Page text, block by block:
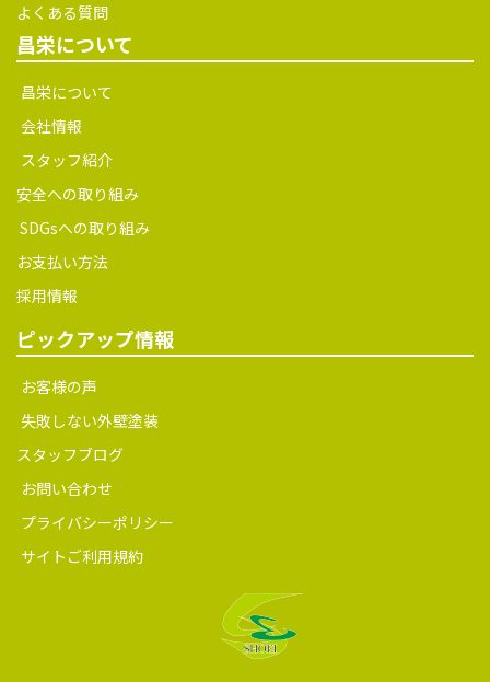
お支払い方法
採用情報
ピックアップ情報
お客様の声
失敗しない外壁塗装
スタッフブログ
お問い合わせ
プライバシーポリシー
サイトご利用規約
[お電話受付時間] 9:00～18:00
© 2026 横須賀市の外壁塗装・屋根工事・内装リフォーム専門店 (株)昌
栄